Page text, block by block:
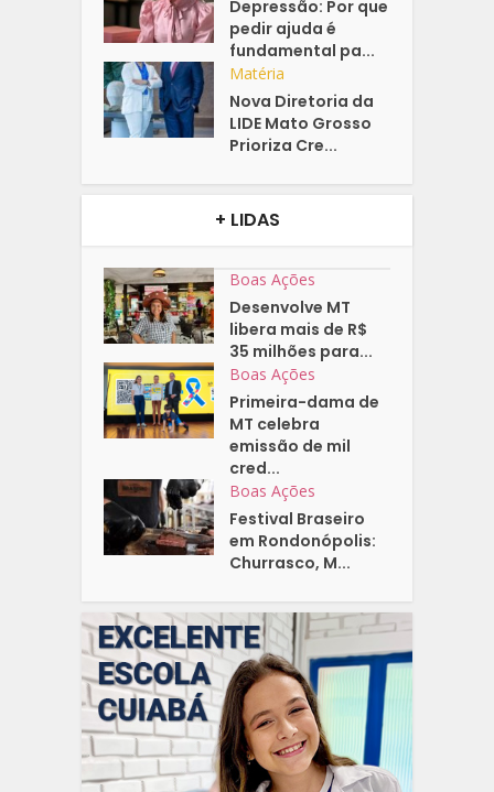
Depressão: Por que
pedir ajuda é
fundamental pa...
Matéria
Nova Diretoria da
LIDE Mato Grosso
Prioriza Cre...
+ LIDAS
Boas Ações
Desenvolve MT
libera mais de R$
35 milhões para...
Boas Ações
Primeira-dama de
MT celebra
emissão de mil
cred...
Boas Ações
Festival Braseiro
em Rondonópolis:
Churrasco, M...